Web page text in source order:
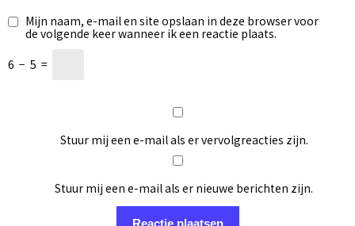
Mijn naam, e-mail en site opslaan in deze browser voor
de volgende keer wanneer ik een reactie plaats.
6 − 5 =
Stuur mij een e-mail als er vervolgreacties zijn.
Stuur mij een e-mail als er nieuwe berichten zijn.